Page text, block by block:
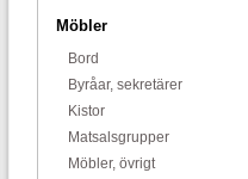
Möbler
Bord
Byråar, sekretärer
Kistor
Matsalsgrupper
Möbler, övrigt